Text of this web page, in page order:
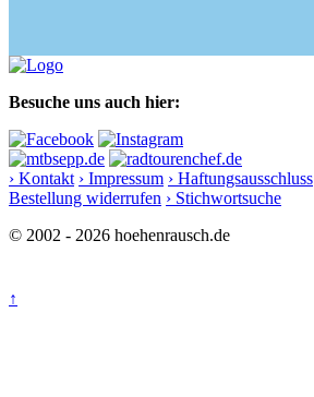
Besuche uns auch hier:
› Kontakt › Impressum › Haftungsausschluss
Bestellung widerrufen › Stichwortsuche
© 2002 - 2026 hoehenrausch.de
↑